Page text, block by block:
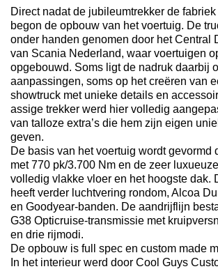
Direct nadat de jubileumtrekker de
begon de opbouw van het voertuig. De
onder handen genomen door het Central
van Scania Nederland, waar voertuigen
opgebouwd. Soms ligt de nadruk daarbij
aanpassingen, soms op het creëren van
showtruck met unieke details en
assige trekker werd hier volledig
van talloze extra’s die hem zijn eigen
geven.
De basis van het voertuig wordt gevormd
met 770 pk/3.700 Nm en de zeer
volledig vlakke vloer en het hoogste dak.
heeft verder luchtvering rondom, Alcoa
en Goodyear-banden. De aandrijflijn
G38 Opticruise-transmissie met
en drie rijmodi.
De opbouw is full spec en custom made
In het interieur werd door Cool Guys